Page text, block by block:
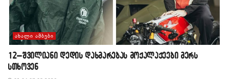
ᲐᲮᲐᲚᲘ ᲐᲛᲑᲔᲑᲘ
12–შვილიანი დედის დახმარებას მოქალაქეები მერს
სთხოვენ